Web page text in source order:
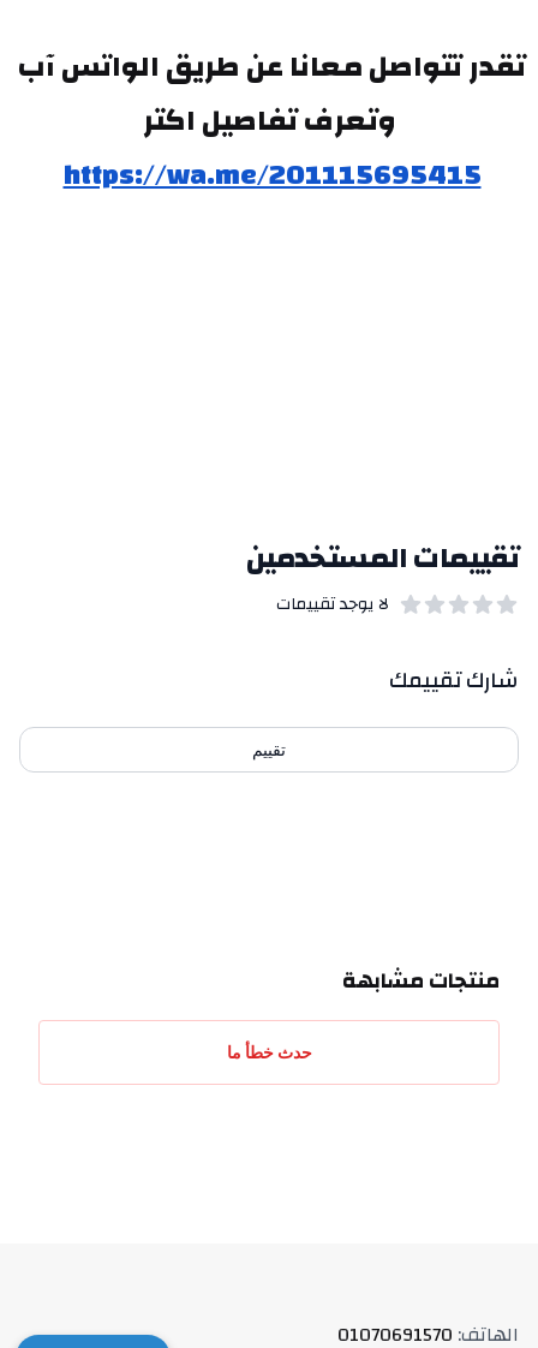
وتعرف تفاصيل اكتر
https://wa.me/201115695415
تقييمات المستخدمين
لا يوجد تقييمات
شارك تقييمك
تقييم
منتجات مشابهة
حدث خطأ ما
الهاتف:
01070691570